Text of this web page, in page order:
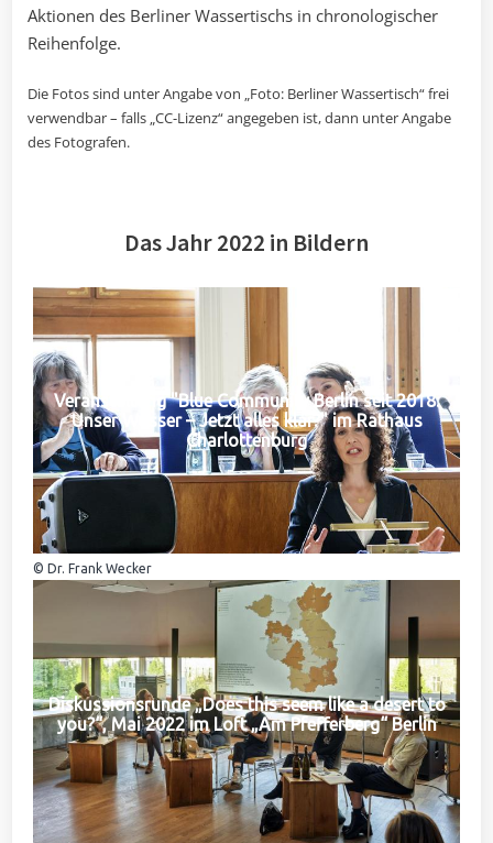
Aktionen des Berliner Wassertischs in chronologischer
Reihenfolge.
Die Fotos sind unter Angabe von „Foto: Berliner Wassertisch“ frei
verwendbar – falls „CC-Lizenz“ angegeben ist, dann unter Angabe
des Fotografen.
Das Jahr 2022 in Bildern
Veranstaltung "Blue Community Berlin seit 2018:
Unser Wasser – Jetzt alles klar?" im Rathaus
Charlottenburg
© Dr. Frank Wecker
Diskussionsrunde „Does this seem like a desert to
you?“, Mai 2022 im Loft „Am Pfefferberg“ Berlin